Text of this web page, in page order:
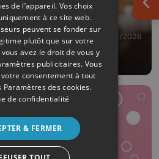
27/06/2026
de l’appareil. Vos choix
à ce site web.
peuvent se fonder sur
plutôt que sur votre
avez le droit de vous y
publicitaires. Vous
consentement à tout
Paramètres des cookies.
de confidentialité
& FERMER